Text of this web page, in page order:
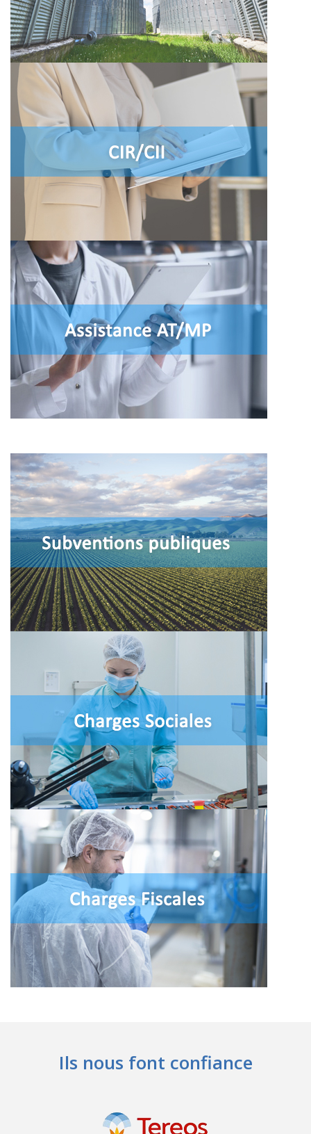
Ils nous font confiance